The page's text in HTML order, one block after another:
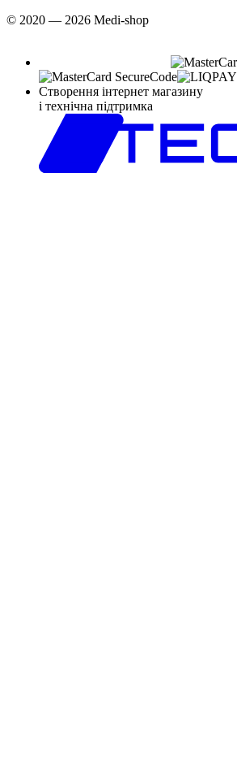
© 2020 — 2026 Medi-shop
Створення інтернет магазину
і технічна підтримка